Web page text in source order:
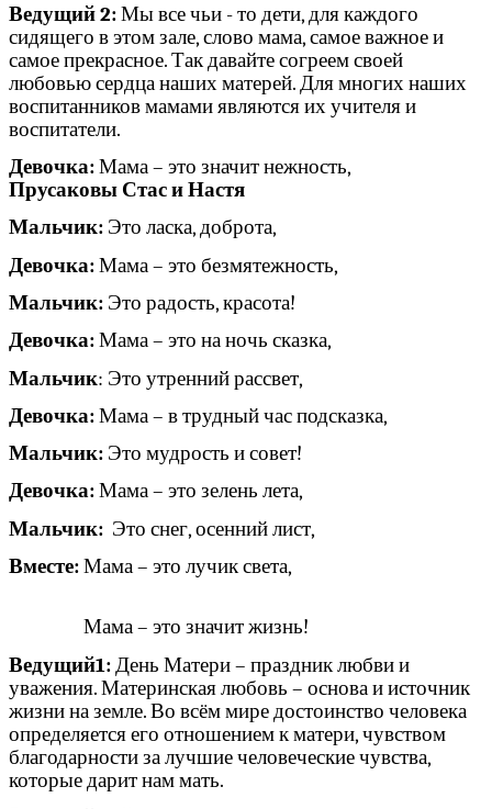
Ведущий 2:Мы все чьи - то дети, для каждого
сидящего в этом зале, слово мама, самое важное и
самое прекрасное. Так давайте согреем своей
любовью сердца наших матерей. Для многих наших
воспитанников мамами являются их учителя и
воспитатели.
Девочка:Мама – это значит нежность,
Прусаковы Стас и Настя
Мальчик: Это ласка, доброта,
Девочка:Мама – это безмятежность,
Мальчик: Это радость, красота!
Девочка:Мама – это на ночь сказка,
Мальчик: Это утренний рассвет,
Девочка:Мама – в трудный час подсказка,
Мальчик: Это мудрость и совет!
Девочка:Мама – это зелень лета,
Мальчик: Это снег, осенний лист,
Вместе:Мама – это лучик света,
Мама – это значит жизнь!
Ведущий1:День Матери – праздник любви и
уважения. Материнская любовь – основа и источник
жизни на земле. Во всём мире достоинство человека
определяется его отношением к матери, чувством
благодарности за лучшие человеческие чувства,
которые дарит нам мать.